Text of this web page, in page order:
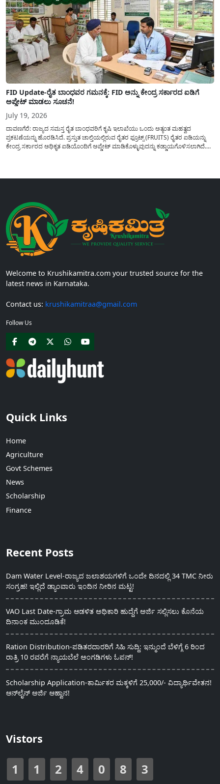
FID Update-ರೈತ ಬಾಂಧವರ ಗಮನಕ್ಕೆ: FID ಅನ್ನು ಕೇಂದ್ರ ಸರ್ಕಾರದ ಐಡಿಗೆ
ಅಪ್ಡೇಟ್ ಮಾಡಲು ಸೂಚನೆ!
July 19, 2026
ದಾವಣಗೆರೆ: ರಾಜ್ಯದ ಸಮಸ್ತ ರೈತ ಬಾಂಧವರಿಗೆ ಕೃಷಿ ಇಲಾಖೆಯು ಒಂದು ಅತ್ಯಂತ ಮಹತ್ವದ
ಪ್ರಕಟಣೆಯನ್ನು ಹೊರಡಿಸಿದೆ. ಪ್ರಸ್ತುತ ಚಾಲ್ತಿಯಲ್ಲಿರುವ ರೈತರ ಫ್ರೂಟ್ಸ್ (FRUITS) ರೈತರ ಐಡಿಯನ್ನು
ಕೇಂದ್ರ ಸರ್ಕಾರದ ಅಧಿಕೃತ ಐಡಿಯೊಂದಿಗೆ ಅಪ್ಡೇಟ್ ಮಾಡಿಕೊಳ್ಳುವುದನ್ನು ಕಡ್ಡಾಯಗೊಳಿಸಲಾಗಿದೆ.
Welcome to Krushikamitra.com your trusted source for the
latest news in Karnataka.
Contact us: krushikamitraa@gmail.com
Follow Us
Quick Links
Home
Agriculture
Govt Schemes
News
Scholarship
Finance
Recent Posts
Dam Water Level-ರಾಜ್ಯದ ಜಲಾಶಯಗಳಿಗೆ ಒಂದೇ ದಿನದಲ್ಲಿ 34 TMC ನೀರು
ಸಂಗ್ರಹ! ಇಲ್ಲಿದೆ ಡ್ಯಾಂವಾರು ಇಂದಿನ ನೀರಿನ ಮಟ್ಟ!
VAO Last Date-ಗ್ರಾಮ ಆಡಳಿತ ಅಧಿಕಾರಿ ಹುದ್ದೆಗೆ ಅರ್ಜಿ ಸಲ್ಲಿಸಲು ಕೊನೆಯ
ದಿನಾಂಕ ಮುಂದೂಡಿಕೆ!
Ration Distribution-ಪಡಿತರದಾರರಿಗೆ ಸಿಹಿ ಸುದ್ದಿ: ಇನ್ಮುಂದೆ ಬೆಳಿಗ್ಗೆ 6 ರಿಂದ
ರಾತ್ರಿ 10 ರವರೆಗೆ ನ್ಯಾಯಬೆಲೆ ಅಂಗಡಿಗಳು ಓಪನ್!
Scholarship Application-ಕಾರ್ಮಿಕರ ಮಕ್ಕಳಿಗೆ 25,000/- ವಿದ್ಯಾರ್ಥಿವೇತನ!
ಆನ್‍ಲೈನ್ ಅರ್ಜಿ ಆಹ್ವಾನ!
Vistors
1 1 2 4 0 8 3